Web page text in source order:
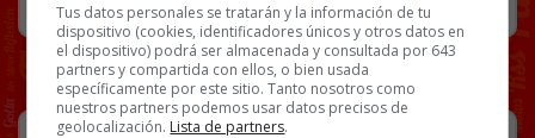
Tus datos personales se tratarán y la información de tu
dispositivo (cookies, identificadores únicos y otros datos en
el dispositivo) podrá ser almacenada y consultada por 643
partners y compartida con ellos, o bien usada
específicamente por este sitio. Tanto nosotros como
nuestros partners podemos usar datos precisos de
geolocalización. Lista de partners.